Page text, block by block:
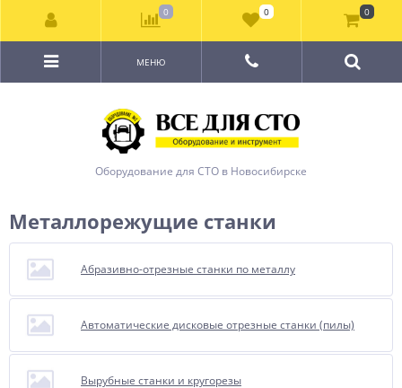
Оборудование для СТО в Новосибирске
МЕНЮ
Металлорежущие станки
Абразивно-отрезные станки по металлу
Автоматические дисковые отрезные станки (пилы)
Вырубные станки и кругорезы
0 0 0